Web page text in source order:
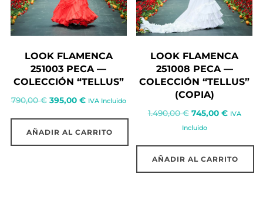
LOOK FLAMENCA
251003 PECA —
COLECCIÓN “TELLUS”
790,00€ El
original
395,00 €El
actual
IVA Incluido
AÑADIR AL CARRITO
LOOK FLAMENCA
251008 PECA —
COLECCIÓN “TELLUS”
(COPIA)
1.490,00€ El
precio
era:
745,00 €El
es:
IVA
Incluido
AÑADIR AL CARRITO